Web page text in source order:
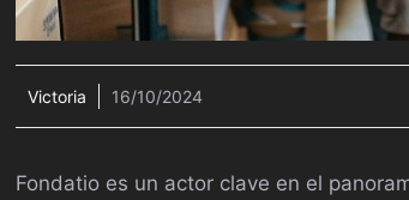
Victoria 16/10/2024
Fondatio es un actor clave en el